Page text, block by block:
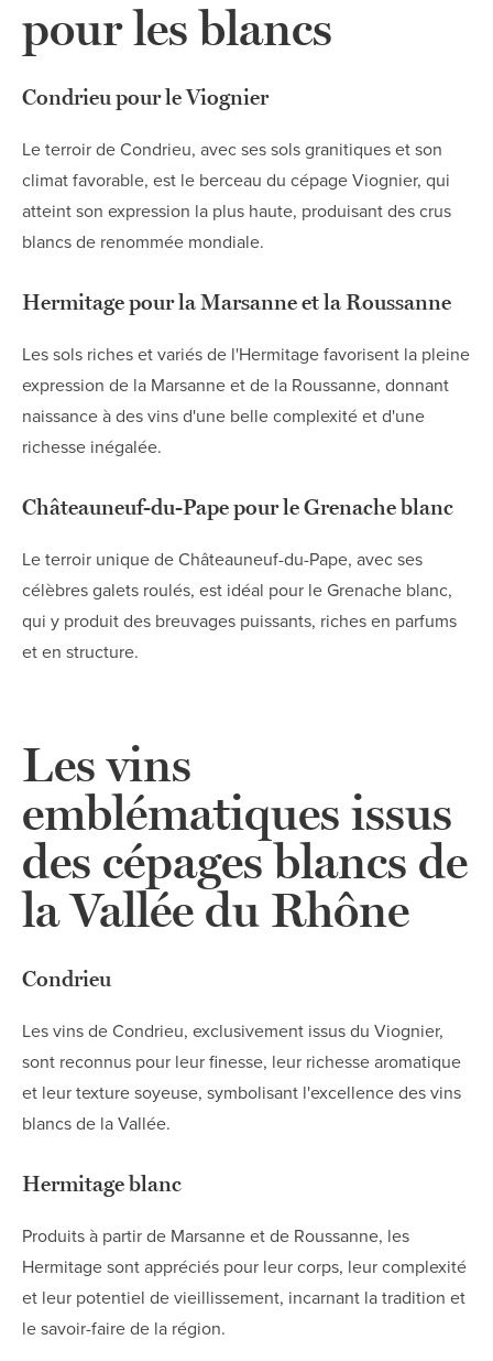
pour les blancs
Condrieu pour le Viognier
Le terroir de Condrieu, avec ses sols granitiques et son
climat favorable, est le berceau du cépage Viognier, qui
atteint son expression la plus haute, produisant des crus
blancs de renommée mondiale.
Hermitage pour la Marsanne et la Roussanne
Les sols riches et variés de l'Hermitage favorisent la pleine
expression de la Marsanne et de la Roussanne, donnant
naissance à des vins d'une belle complexité et d'une
richesse inégalée.
Châteauneuf-du-Pape pour le Grenache blanc
Le terroir unique de Châteauneuf-du-Pape, avec ses
célèbres galets roulés, est idéal pour le Grenache blanc,
qui y produit des breuvages puissants, riches en parfums
et en structure.
Les vins
emblématiques issus
des cépages blancs de
la Vallée du Rhône
Condrieu
Les vins de Condrieu, exclusivement issus du Viognier,
sont reconnus pour leur finesse, leur richesse aromatique
et leur texture soyeuse, symbolisant l'excellence des vins
blancs de la Vallée.
Hermitage blanc
Produits à partir de Marsanne et de Roussanne, les
Hermitage sont appréciés pour leur corps, leur complexité
et leur potentiel de vieillissement, incarnant la tradition et
le savoir-faire de la région.